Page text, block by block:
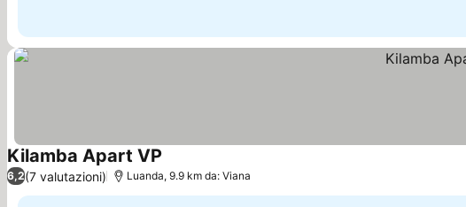
Kilamba Apart VP
6,2(7 valutazioni) Luanda, 9.9 km da: Viana